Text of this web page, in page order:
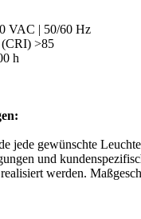
VAC | 50/60 Hz
(CRI) >85
h
jede gewünschte
und
werden.